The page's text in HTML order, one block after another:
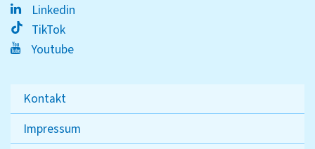
Linkedin
TikTok
Youtube
Kontakt
Impressum